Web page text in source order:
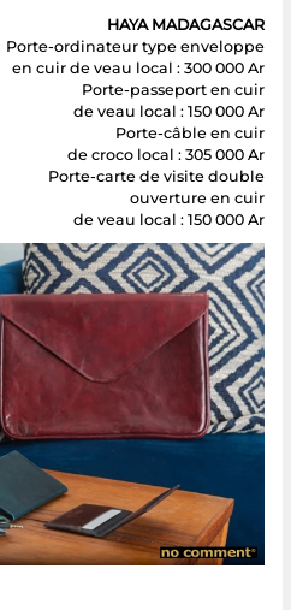
HAYA MADAGASCAR
Porte-ordinateur type enveloppe
en cuir de veau local : 300 000 Ar
Porte-passeport en cuir
de veau local : 150 000 Ar
Porte-câble en cuir
de croco local : 305 000 Ar
Porte-carte de visite double
ouverture en cuir
de veau local : 150 000 Ar